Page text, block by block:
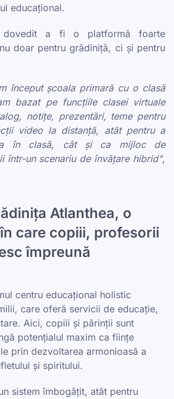
educațional.
dovedit a fi o platformă foarte
doar pentru grădiniță, ci și pentru
început școala primară cu o clasă
bazat pe funcțiile clasei virtuale
notițe, prezentări, teme pentru
video la distanță, atât pentru a
în clasă, cât și ca mijloc de
într-un scenariu de învățare hibrid",
Atlanthea, o
care copiii, profesorii
împreună
centru educațional holistic
care oferă servicii de educație,
Aici, copiii și părinții sunt
potențialul maxim ca ființe
prin dezvoltarea armonioasă a
și spiritului.
sistem îmbogățit, atât pentru